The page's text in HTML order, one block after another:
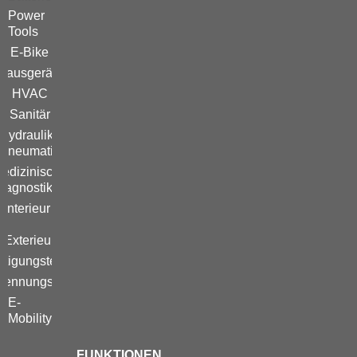
Power
Tools
E-Bike
HVAC
Sanitär
Hydraulik /
Pneumatik
Interieur
Exterieur
E-
Mobility